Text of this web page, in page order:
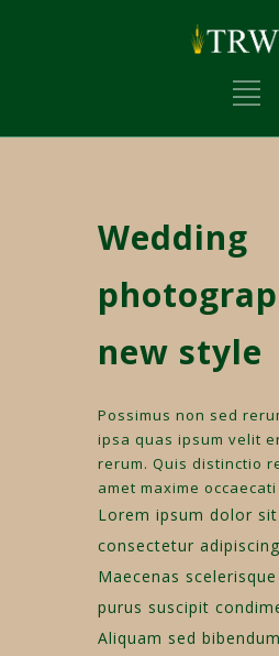
Wedding
new style
Possimus non sed
ipsa quas ipsum velit
rerum. Quis distinctio
amet maxime occaecati
Lorem ipsum dolor
consectetur
Maecenas
purus suscipit
Aliquam sed